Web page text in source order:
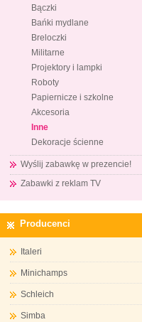
Bączki
Bańki mydlane
Breloczki
Militarne
Projektory i lampki
Roboty
Papiernicze i szkolne
Akcesoria
Inne
Dekoracje ścienne
Wyślij zabawkę w prezencie!
Zabawki z reklam TV
Producenci
Italeri
Minichamps
Schleich
Simba